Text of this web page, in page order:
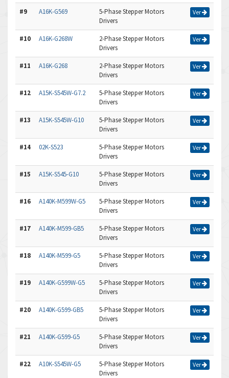
#9 A16K-G569
5-Phase Stepper Motors
Drivers
Ver
#10 A16K-G268W
2-Phase Stepper Motors
Drivers
Ver
#11 A16K-G268
2-Phase Stepper Motors
Drivers
Ver
#12 A15K-S545W-G7.2
5-Phase Stepper Motors
Drivers
Ver
#13 A15K-S545W-G10
5-Phase Stepper Motors
Drivers
Ver
#14 02K-S523
5-Phase Stepper Motors
Drivers
Ver
#15 A15K-S545-G10
5-Phase Stepper Motors
Drivers
Ver
#16 A140K-M599W-G5
5-Phase Stepper Motors
Drivers
Ver
#17 A140K-M599-GB5
5-Phase Stepper Motors
Drivers
Ver
#18 A140K-M599-G5
5-Phase Stepper Motors
Drivers
Ver
#19 A140K-G599W-G5
5-Phase Stepper Motors
Drivers
Ver
#20 A140K-G599-GB5
5-Phase Stepper Motors
Drivers
Ver
#21 A140K-G599-G5
5-Phase Stepper Motors
Drivers
Ver
#22 A10K-S545W-G5
5-Phase Stepper Motors
Drivers
Ver